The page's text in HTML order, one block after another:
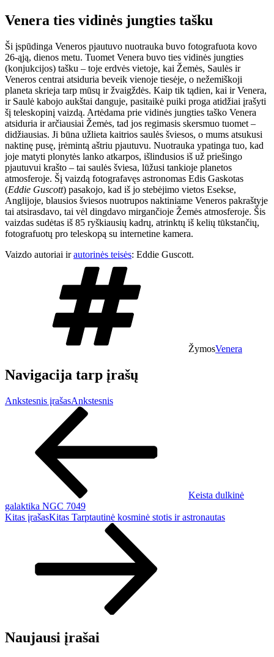
Venera ties vidinės jungties tašku
Ši įspūdinga Veneros pjautuvo nuotrauka buvo fotografuota kovo
26-ąją, dienos metu. Tuomet Venera buvo ties vidinės jungties
(konjukcijos) tašku – toje erdvės vietoje, kai Žemės, Saulės ir
Veneros centrai atsiduria beveik vienoje tiesėje, o nežemiškoji
planeta skrieja tarp mūsų ir žvaigždės. Kaip tik tądien, kai ir Venera,
ir Saulė kabojo aukštai danguje, pasitaikė puiki proga atidžiai įrašyti
šį teleskopinį vaizdą. Artėdama prie vidinės jungties taško Venera
atsiduria ir arčiausiai Žemės, tad jos regimasis skersmuo tuomet –
didžiausias. Ji būna užlieta kaitrios saulės šviesos, o mums atsukusi
naktinę pusę, įrėmintą aštriu pjautuvu. Nuotrauka ypatinga tuo, kad
joje matyti plonytės lanko atkarpos, išlindusios iš už priešingo
pjautuvui krašto – tai saulės šviesa, lūžusi tankioje planetos
atmosferoje. Šį vaizdą fotografavęs astronomas Edis Gaskotas
(Eddie Guscott) pasakojo, kad iš jo stebėjimo vietos Esekse,
Anglijoje, blausios šviesos nuotrupos naktiniame Veneros pakraštyje
tai atsirasdavo, tai vėl dingdavo mirgančioje Žemės atmosferoje. Šis
vaizdas sudėtas iš 85 ryškiausių kadrų, atrinktų iš kelių tūkstančių,
fotografuotų pro teleskopą su internetine kamera.
Vaizdo autoriai irautorinės teisės: Eddie Guscott.
ŽymosVenera
Navigacija tarp įrašų
Ankstesnis įrašasAnkstesnis
Keista dulkinė
galaktika NGC 7049
Kitas įrašasKitas Tarptautinė kosminė stotis ir astronautas
Naujausi įrašai